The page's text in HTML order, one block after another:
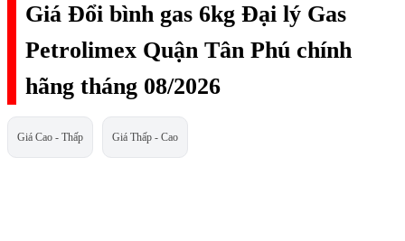
Giá Đổi bình gas 6kg Đại lý Gas
Petrolimex Quận Tân Phú chính
hãng tháng 08/2026
Giá Cao - Thấp Giá Thấp - Cao